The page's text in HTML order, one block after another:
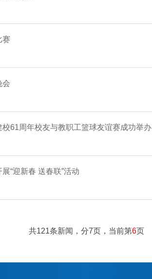
赛
会
校61周年校友与教职工篮球友谊赛成功举办
“迎新春 送春联”活动
共121条新闻，分7页，当前第6页